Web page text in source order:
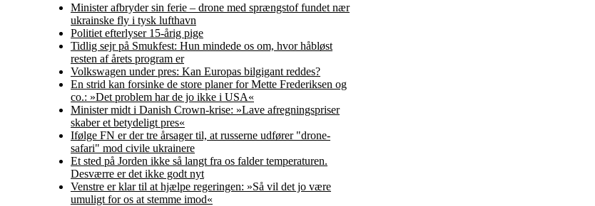
Minister afbryder sin ferie – drone med sprængstof fundet nær
ukrainske fly i tysk lufthavn
Politiet efterlyser 15-årig pige
Tidlig sejr på Smukfest: Hun mindede os om, hvor håbløst
resten af årets program er
Volkswagen under pres: Kan Europas bilgigant reddes?
En strid kan forsinke de store planer for Mette Frederiksen og
co.: »Det problem har de jo ikke i USA«
Minister midt i Danish Crown-krise: »Lave afregningspriser
skaber et betydeligt pres«
Ifølge FN er der tre årsager til, at russerne udfører "drone-
safari" mod civile ukrainere
Et sted på Jorden ikke så langt fra os falder temperaturen.
Desværre er det ikke godt nyt
Venstre er klar til at hjælpe regeringen: »Så vil det jo være
umuligt for os at stemme imod«